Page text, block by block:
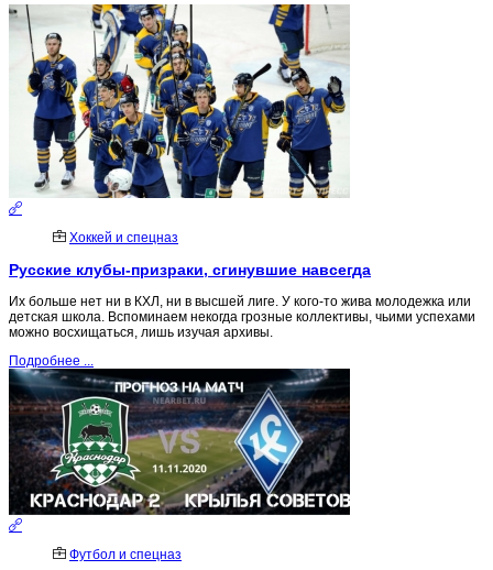
Хоккей и спецназ
Русские клубы-призраки, сгинувшие навсегда
Их больше нет ни в КХЛ, ни в высшей лиге. У кого-то жива молодежка или
детская школа. Вспоминаем некогда грозные коллективы, чьими успехами
можно восхищаться, лишь изучая архивы.
Подробнее ...
Футбол и спецназ